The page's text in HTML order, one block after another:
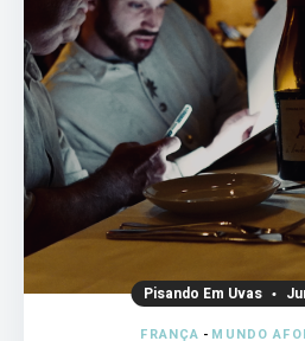
Pisando Em Uvas
FRANÇA - MUNDO